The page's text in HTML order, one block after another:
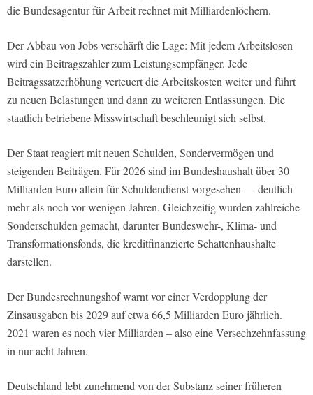
die Bundesagentur für Arbeit rechnet mit Milliardenlöchern.
Der Abbau von Jobs verschärft die Lage: Mit jedem Arbeitslosen
wird ein Beitragszahler zum Leistungsempfänger. Jede
Beitragssatzerhöhung verteuert die Arbeitskosten weiter und führt
zu neuen Belastungen und dann zu weiteren Entlassungen. Die
staatlich betriebene Misswirtschaft beschleunigt sich selbst.
Der Staat reagiert mit neuen Schulden, Sondervermögen und
steigenden Beiträgen. Für 2026 sind im Bundeshaushalt über 30
Milliarden Euro allein für Schuldendienst vorgesehen — deutlich
mehr als noch vor wenigen Jahren. Gleichzeitig wurden zahlreiche
Sonderschulden gemacht, darunter Bundeswehr-, Klima- und
Transformationsfonds, die kreditfinanzierte Schattenhaushalte
darstellen.
Der Bundesrechnungshof warnt vor einer Verdopplung der
Zinsausgaben bis 2029 auf etwa 66,5 Milliarden Euro jährlich.
2021 waren es noch vier Milliarden – also eine Versechzehnfassung
in nur acht Jahren.
Deutschland lebt zunehmend von der Substanz seiner früheren